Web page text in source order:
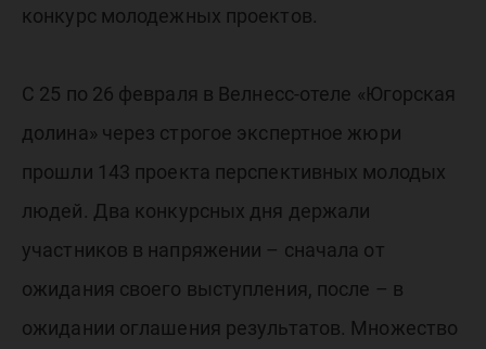
конкурс молодежных проектов.
С 25 по 26 февраля в Велнесс-отеле «Югорская
долина» через строгое экспертное жюри
прошли 143 проекта перспективных молодых
людей. Два конкурсных дня держали
участников в напряжении – сначала от
ожидания своего выступления, после – в
ожидании оглашения результатов. Множество